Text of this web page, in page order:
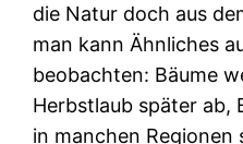
die Natur doch aus
man kann Ähnliches
beobachten: Bäume
Herbstlaub später ab,
in manchen Regionen